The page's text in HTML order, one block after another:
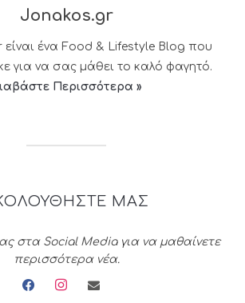
Jonakos.gr
είναι ένα Food & Lifestyle Blog που
για να σας μάθει το καλό φαγητό.
Περισσότερα »
ΜΑΣ
στα Social Media για να μαθαίνετε
περισσότερα νέα.
facebookinstagramenvelope